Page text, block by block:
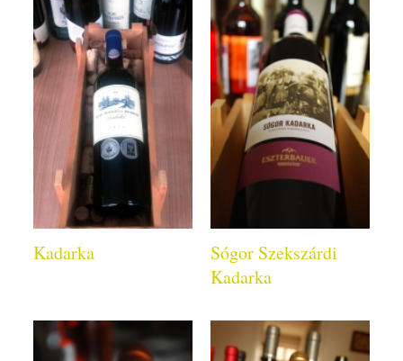
Kadarka
Sógor Szekszárdi
Kadarka